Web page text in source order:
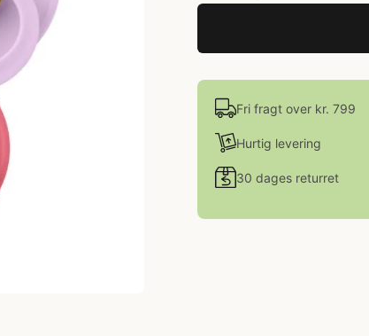
Fri fragt over kr. 799
Hurtig levering
30 dages returret